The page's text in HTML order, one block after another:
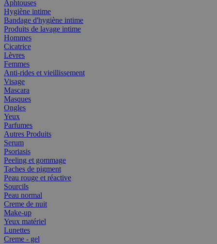
Aphtouses
Hygiène intime
Bandage d'hygiène intime
Produits de lavage intime
Hommes
Cicatrice
Lèvres
Femmes
Anti-rides et vieillissement
Visage
Mascara
Masques
Ongles
Yeux
Parfumes
Autres Produits
Serum
Psoriasis
Peeling et gommage
Taches de pigment
Peau rouge et réactive
Sourcils
Peau normal
Creme de nuit
Make-up
Yeux matériel
Lunettes
Creme - gel